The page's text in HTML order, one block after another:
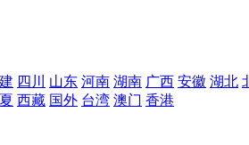
四川 山东 河南 湖南 广西 安徽 湖北
西藏 国外 台湾 澳门 香港